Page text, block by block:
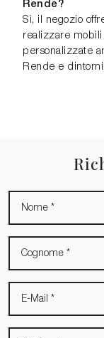
Rende?
Sì, il negozio
realizzare
personalizzate
Rende e dintorni.